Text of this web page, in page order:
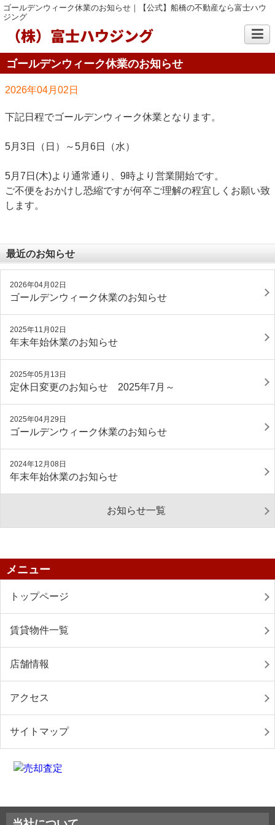
ゴールデンウィーク休業のお知らせ｜【公式】船橋の不動産なら富士ハウ
ジング
（株）富士ハウジング
ゴールデンウィーク休業のお知らせ
2026年04月02日
下記日程でゴールデンウィーク休業となります。
5月3日（日）～5月6日（水）
5月7日(木)より通常通り、9時より営業開始です。
ご不便をおかけし恐縮ですが何卒ご理解の程宜しくお願い致
します。
最近のお知らせ
2026年04月02日
ゴールデンウィーク休業のお知らせ
2025年11月02日
年末年始休業のお知らせ
2025年05月13日
定休日変更のお知らせ 2025年7月～
2025年04月29日
ゴールデンウィーク休業のお知らせ
2024年12月08日
年末年始休業のお知らせ
お知らせ一覧
メニュー
トップページ
賃貸物件一覧
店舗情報
アクセス
サイトマップ